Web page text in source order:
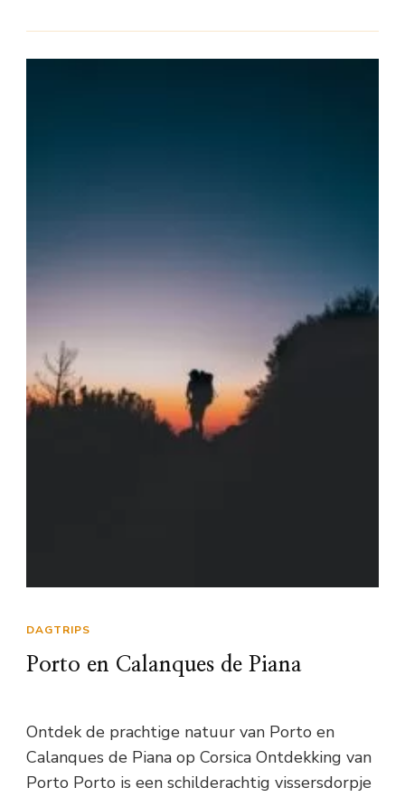
DAGTRIPS
Porto en Calanques de Piana
Ontdek de prachtige natuur van Porto en
Calanques de Piana op Corsica Ontdekking van
Porto Porto is een schilderachtig vissersdorpje